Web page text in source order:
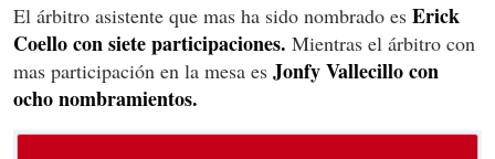
El árbitro asistente que mas ha sido nombrado es Erick
Coello con siete participaciones. Mientras el árbitro con
mas participación en la mesa es Jonfy Vallecillo con
ocho nombramientos.